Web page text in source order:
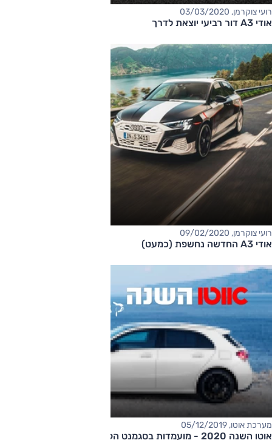
רועי צוקרמן, 03/03/2020
אודי A3 דור רביעי יוצאת לדרך
רועי צוקרמן, 09/02/2020
אודי A3 החדשה נחשפת (כמעט)
מערכת אוטו, 05/12/2019
​אוטו השנה 2020 - מועמדות בסגמנט הקומפקטיות היוקרתיות